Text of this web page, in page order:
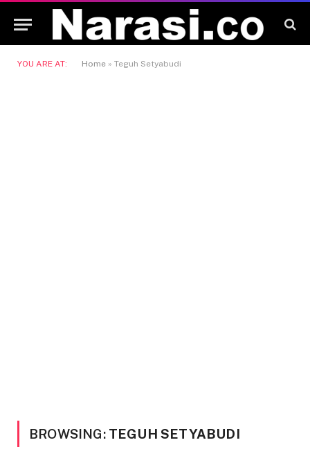
YOU ARE AT: Home » Teguh Setyabudi
BROWSING: TEGUH SETYABUDI